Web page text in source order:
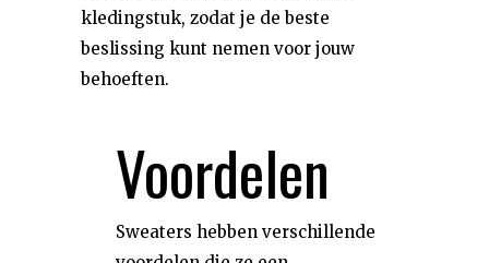
kledingstuk, zodat je de beste
beslissing kunt nemen voor jouw
behoeften.
Voordelen
Sweaters hebben verschillende